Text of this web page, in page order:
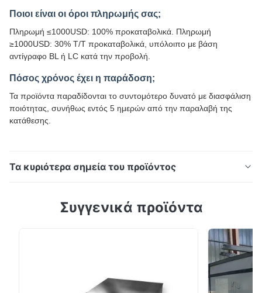
Ποιοι είναι οι όροι πληρωμής σας;
Πληρωμή ≤1000USD: 100% προκαταβολικά. Πληρωμή
≥1000USD: 30% T/T προκαταβολικά, υπόλοιπο με βάση
αντίγραφο BL ή LC κατά την προβολή.
Πόσος χρόνος έχει η παράδοση;
Τα προϊόντα παραδίδονται το συντομότερο δυνατό με διασφάλιση
ποιότητας, συνήθως εντός 5 ημερών από την παραλαβή της
κατάθεσης.
Τα κυριότερα σημεία του προϊόντος
1000 mm Ελαιωμένη επιφάνεια 1.5mm × 1500mm
παραλλαγή που έχει σχεδιαστεί ειδικά για την
κατασκευή εξοπλισμού κουζίνας, με εξαιρετικές
δυνατότητες βαθιάς ανίχνευσης. Επισκόπηση του
προϊόντος Το γκάλβανοποιημέ...
Συγγενικά προϊόντα